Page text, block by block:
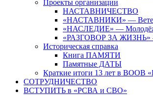
Проекты организации
НАСТАВНИЧЕСТВО
«НАСТАВНИКИ» —
«НАСЛЕДИЕ» —
«РАЗГОВОР ЗА ЖИЗНЬ» —
Историческая справка
Книга ПАМЯТИ
Памятные ДАТЫ
Краткие итоги 13 лет в ВООВ
СОТРУДНИЧЕСТВО
ВСТУПИТЬ в «РСВА и СВО»